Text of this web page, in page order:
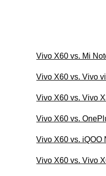
Vivo X60 vs. Mi
Vivo X60 vs. Vivo
Vivo X60 vs. Vivo
Vivo X60 vs.
Vivo X60 vs. iQOO
Vivo X60 vs. Vivo